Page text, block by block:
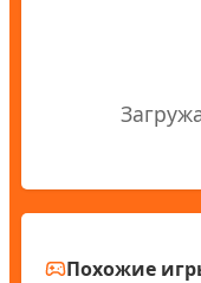
Похожие